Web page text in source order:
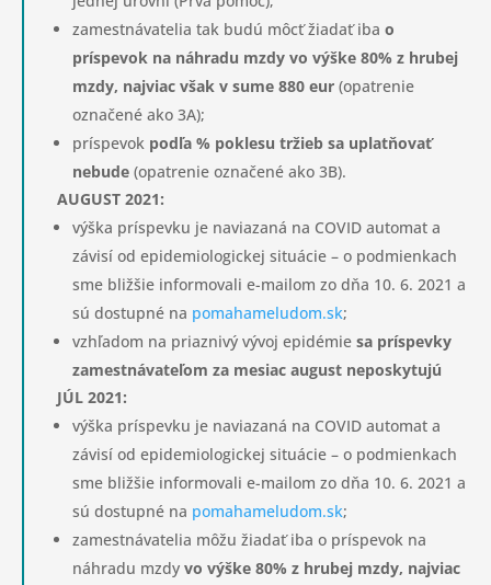
zamestnávatelia tak budú môcť žiadať iba o
príspevok na náhradu mzdy vo výške 80% z hrubej
mzdy, najviac však v sume 880 eur (opatrenie
označené ako 3A);
príspevok podľa % poklesu tržieb sa uplatňovať
nebude (opatrenie označené ako 3B).
AUGUST 2021:
výška príspevku je naviazaná na COVID automat a
závisí od epidemiologickej situácie – o podmienkach
sme bližšie informovali e-mailom zo dňa 10. 6. 2021 a
sú dostupné na pomahameludom.sk;
vzhľadom na priaznivý vývoj epidémie sa príspevky
zamestnávateľom za mesiac august neposkytujú
JÚL 2021:
výška príspevku je naviazaná na COVID automat a
závisí od epidemiologickej situácie – o podmienkach
sme bližšie informovali e-mailom zo dňa 10. 6. 2021 a
sú dostupné na pomahameludom.sk;
zamestnávatelia môžu žiadať iba o príspevok na
náhradu mzdy vo výške 80% z hrubej mzdy, najviac